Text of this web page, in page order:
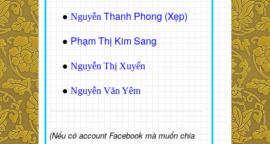
● Nguyễn Thanh Phong (Xẹp)
● Phạm Thị Kim Sang
● Nguyễn Thị Xuyến
● Nguyễn Văn Yêm
(Nếu có account Facebook mà muốn chia